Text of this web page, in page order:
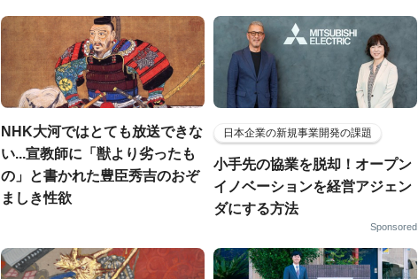
NHK大河ではとても放送できな
い...宣教師に「獣より劣ったも
の」と書かれた豊臣秀吉のおぞ
ましき性欲
日本企業の新規事業開発の課題
小手先の協業を脱却！オープン
イノベーションを経営アジェン
ダにする方法
Sponsored